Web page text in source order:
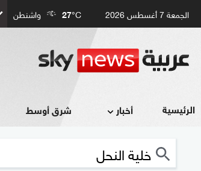
الجمعة 7 أغسطس 2026 27°C واشنطن
الرئيسية أخبار شرق أوسط